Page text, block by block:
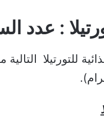
: عدد
للتورتيلا